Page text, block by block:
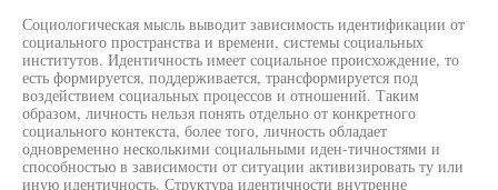
Социологическая мысль выводит зависимость идентификации от
социального пространства и времени, системы социальных
институтов. Идентичность имеет социальное происхождение, то
есть формируется, поддерживается, трансформируется под
воздействием социальных процессов и отношений. Таким
образом, личность нельзя понять отдельно от конкретного
социального контекста, более того, личность обладает
одновременно несколькими социальными иден-тичностями и
способностью в зависимости от ситуации активизировать ту или
иную идентичность. Структура идентичности внутренне